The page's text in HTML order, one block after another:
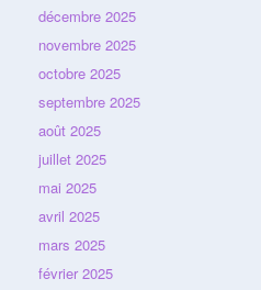
décembre 2025
novembre 2025
octobre 2025
septembre 2025
août 2025
juillet 2025
mai 2025
avril 2025
mars 2025
février 2025